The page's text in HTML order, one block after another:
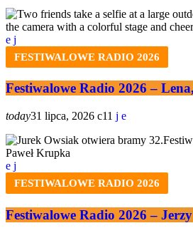
FESTIWALOWE RADIO 2026
Festiwalowe Radio 2026 –
today31 lipca, 2026 11
FESTIWALOWE RADIO 2026
Festiwalowe Radio 2026 –